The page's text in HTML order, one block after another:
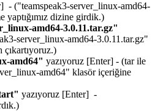
- ("teamspeak3-server_linux-amd64-
yaptığımız dizine girdik.)
amd64-3.0.11.tar.gz"
server_linux-amd64-3.0.11.tar.gz"
çıkartıyoruz.)
amd64" yazıyoruz [Enter] - (tar ile
amd64" klasör içeriğine
yazıyoruz [Enter] -